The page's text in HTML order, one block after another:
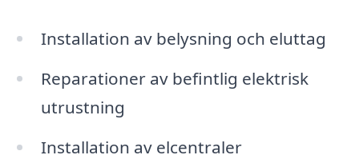
Installation av belysning och eluttag
Reparationer av befintlig elektrisk
utrustning
Installation av elcentraler